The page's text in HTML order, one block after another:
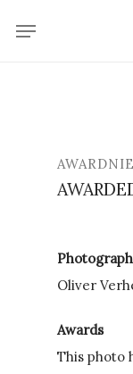
Menu
Oliver
Awards
This photo